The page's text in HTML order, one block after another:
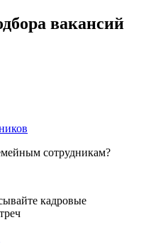
вакансий
сотрудникам?
кадровые